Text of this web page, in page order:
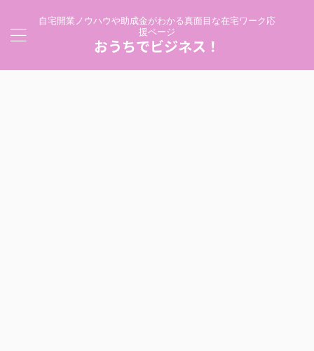
自宅開業ノウハウや助成金がわかる真面目な在宅ワーク応
援ページ
おうちでビジネス！